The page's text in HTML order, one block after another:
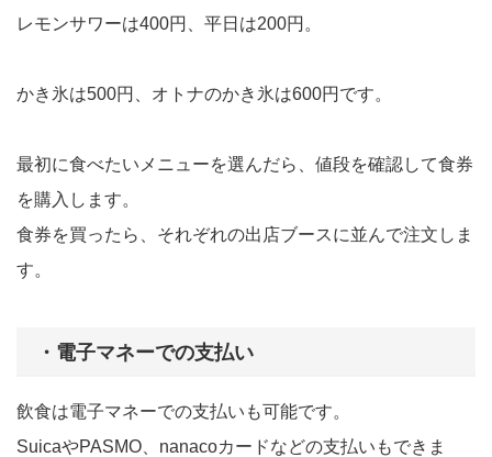
レモンサワーは400円、平日は200円。
かき氷は500円、オトナのかき氷は600円です。
最初に食べたいメニューを選んだら、値段を確認して食券
を購入します。
食券を買ったら、それぞれの出店ブースに並んで注文しま
す。
・電子マネーでの支払い
飲食は電子マネーでの支払いも可能です。
SuicaやPASMO、nanacoカードなどの支払いもできま